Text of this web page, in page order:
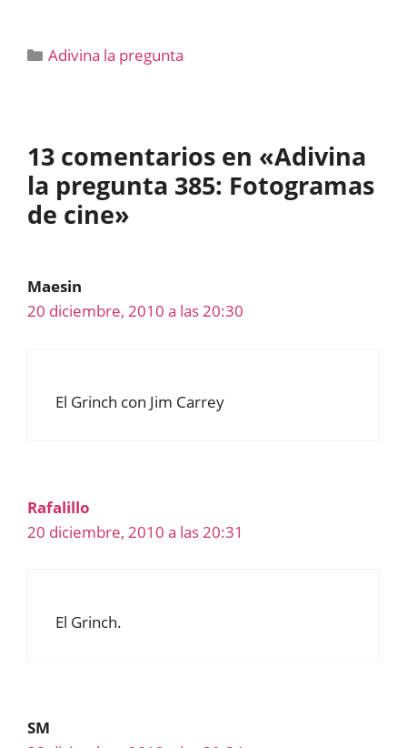
Categorías
Adivina la pregunta
13 comentarios en «Adivina
la pregunta 385: Fotogramas
de cine»
Maesin
20 diciembre, 2010 a las 20:30
El Grinch con Jim Carrey
Rafalillo
20 diciembre, 2010 a las 20:31
El Grinch.
SM